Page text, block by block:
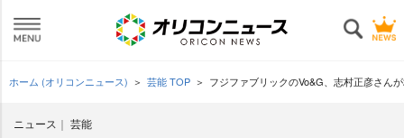
ホーム (オリコンニュース) 芸能 TOP フジファブリックのVo&G、志村正彦さん
ニュース 芸能